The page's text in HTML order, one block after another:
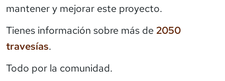
mantener y mejorar este proyecto.
Tienes información sobre más de 2050
travesías.
Todo por la comunidad.